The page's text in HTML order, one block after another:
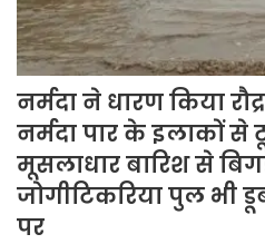
नर्मदा ने धारण किया
नर्मदा पार के इलाकों से
मूसलाधार बारिश से
जोगीटिकरिया पुल भी
पर